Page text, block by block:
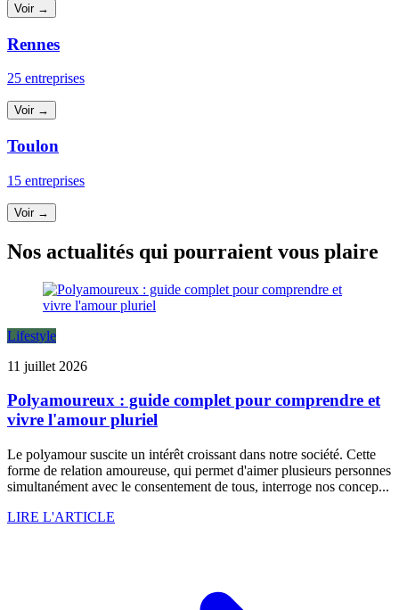
Voir →
Rennes
25 entreprises
Voir →
Toulon
15 entreprises
Voir →
Nos actualités qui pourraient vous plaire
Lifestyle
11 juillet 2026
Polyamoureux : guide complet pour comprendre et
vivre l'amour pluriel
Le polyamour suscite un intérêt croissant dans notre société. Cette
forme de relation amoureuse, qui permet d'aimer plusieurs personnes
simultanément avec le consentement de tous, interroge nos concep...
LIRE L'ARTICLE